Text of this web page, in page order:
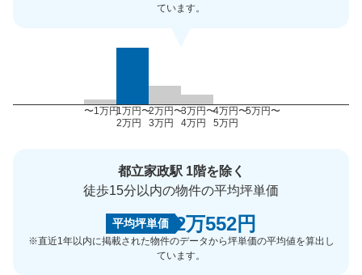
ています。
〜1万円1万円〜
2万円
2万円〜
3万円
3万円〜
4万円
4万円〜
5万円
5万円〜
都立家政駅 1階を除く
徒歩15分以内の物件の平均坪単価
平均坪単価 2万552円
※直近1年以内に掲載された物件のデータから坪単価の平均値を算出し
ています。